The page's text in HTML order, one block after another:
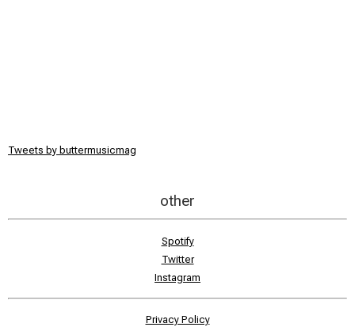
Tweets by buttermusicmag
other
Spotify
Twitter
Instagram
Privacy Policy